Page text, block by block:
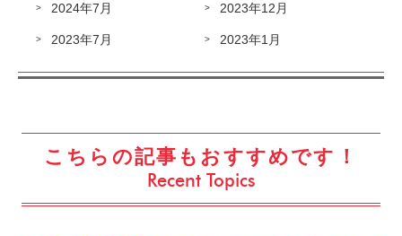
2024年7月 2023年12月
2023年7月 2023年1月
こちらの記事もおすすめです！
Recent Topics